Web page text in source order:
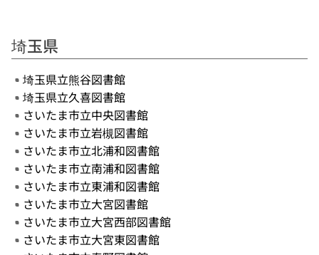
埼玉県
埼玉県立熊谷図書館
埼玉県立久喜図書館
さいたま市立中央図書館
さいたま市立岩槻図書館
さいたま市立北浦和図書館
さいたま市立南浦和図書館
さいたま市立東浦和図書館
さいたま市立大宮図書館
さいたま市立大宮西部図書館
さいたま市立大宮東図書館